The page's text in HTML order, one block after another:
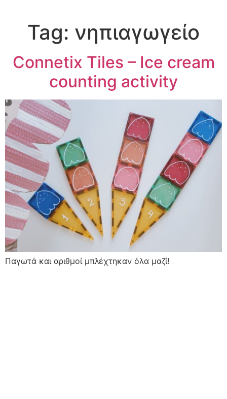
Tag: νηπιαγωγείο
Connetix Tiles – Ice cream
counting activity
Παγωτά και αριθμοί μπλέχτηκαν όλα μαζί!